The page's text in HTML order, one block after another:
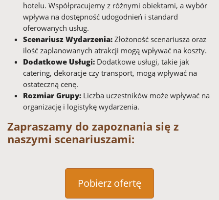
hotelu. Współpracujemy z różnymi obiektami, a wybór
wpływa na dostępność udogodnień i standard
oferowanych usług.
Scenariusz Wydarzenia: Złożoność scenariusza oraz
ilość zaplanowanych atrakcji mogą wpływać na koszty.
Dodatkowe Usługi: Dodatkowe usługi, takie jak
catering, dekoracje czy transport, mogą wpływać na
ostateczną cenę.
Rozmiar Grupy: Liczba uczestników może wpływać na
organizację i logistykę wydarzenia.
Zapraszamy do zapoznania się z
naszymi scenariuszami:
Pobierz ofertę